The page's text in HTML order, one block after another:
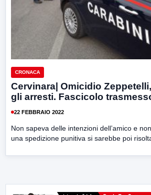
CRONACA
Cervinara| Omicidio
gli arresti. Fascicolo
22 FEBBRAIO 2022
Non sapeva delle intenzioni dell’amico e
una spedizione punitiva si sarebbe poi